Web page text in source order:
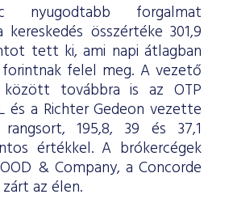
nyugodtabb forgalmat
összértéke 301,9
tett ki, ami napi átlagban
forintnak felel meg. A vezető
között továbbra is az OTP
és a Richter Gedeon vezette
195,8, 39 és 37,1
értékkel. A brókercégek
& Company, a Concorde
zárt az élen.